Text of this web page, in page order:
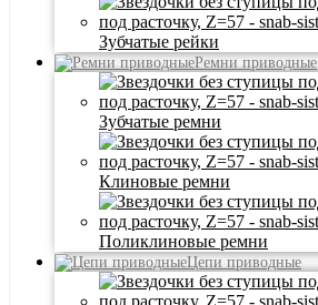
Зубчатые рейки
Ремни приводные
Зубчатые ремни
Клиновые ремни
Поликлиновые ремни
Цепи приводные